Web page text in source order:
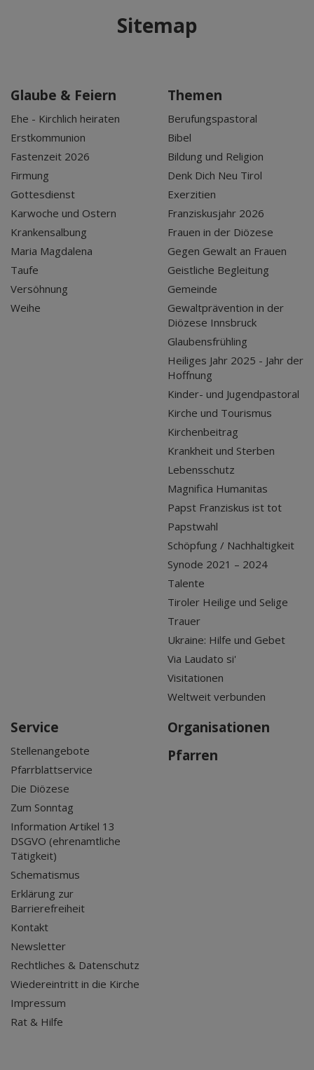
Sitemap
Glaube & Feiern
Ehe - Kirchlich heiraten
Erstkommunion
Fastenzeit 2026
Firmung
Gottesdienst
Karwoche und Ostern
Krankensalbung
Maria Magdalena
Taufe
Versöhnung
Weihe
Themen
Berufungspastoral
Bibel
Bildung und Religion
Denk Dich Neu Tirol
Exerzitien
Franziskusjahr 2026
Frauen in der Diözese
Gegen Gewalt an Frauen
Geistliche Begleitung
Gemeinde
Gewaltprävention in der
Diözese Innsbruck
Glaubensfrühling
Heiliges Jahr 2025 - Jahr der
Hoffnung
Kinder- und Jugendpastoral
Kirche und Tourismus
Kirchenbeitrag
Krankheit und Sterben
Lebensschutz
Magnifica Humanitas
Papst Franziskus ist tot
Papstwahl
Schöpfung / Nachhaltigkeit
Synode 2021 – 2024
Talente
Tiroler Heilige und Selige
Trauer
Ukraine: Hilfe und Gebet
Via Laudato si'
Visitationen
Weltweit verbunden
Service
Stellenangebote
Pfarrblattservice
Die Diözese
Zum Sonntag
Information Artikel 13
DSGVO (ehrenamtliche
Tätigkeit)
Schematismus
Erklärung zur
Barrierefreiheit
Kontakt
Newsletter
Rechtliches & Datenschutz
Wiedereintritt in die Kirche
Impressum
Rat & Hilfe
Organisationen
Pfarren